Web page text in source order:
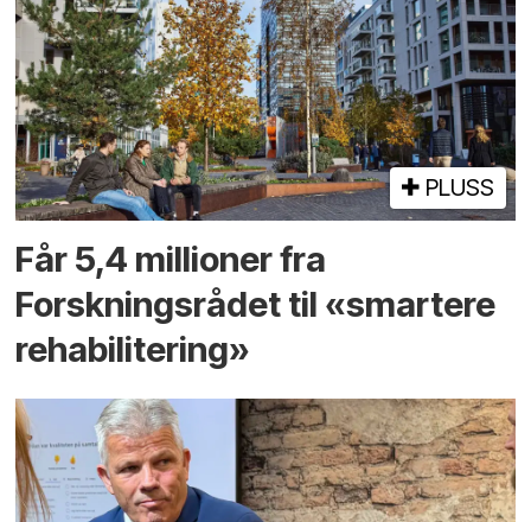
PLUSS
Får 5,4 millioner fra
Forskningsrådet til «smartere
rehabilitering»